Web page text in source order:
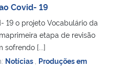
Covid- 19
19 o projeto Vocabulário da
etapa de revisão
sofrendo [...]
Notícias Produções em